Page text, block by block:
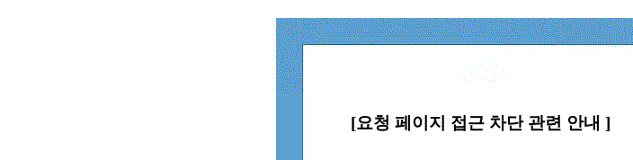
[요청 페이지 접근 차단 관련 안내 ]